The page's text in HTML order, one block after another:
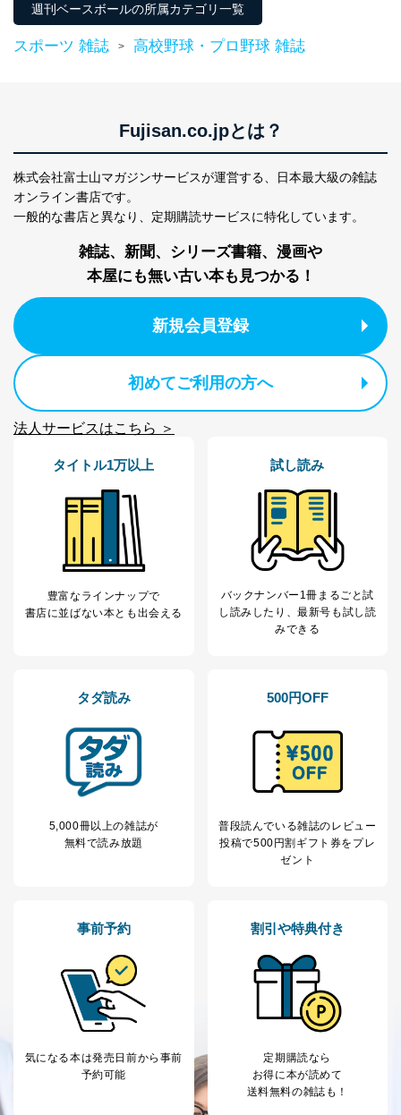
当社が取り扱う開示対象個人情報の利用目的は次のとお
りです。
No
個人情報の種類 利用目的
当社の定期購読サ
ス、キャンペーン等の広告の案内
のため
個人が特定できない形で取得した
閲覧履歴や購買履歴等の情報を分
析して、趣味・嗜好に
広告のため
当社にお問合わせ
いただいた方の個
人情報
お問い合わせ対応、トラブル対
処、オペレーター教育など応対品
質向上のため
Aサービス利用者
ｅメール等によるカスタマーQ＆A
ため
ｅメール等による商品、サービ
ス、キャンペーン等の広告に関す
るご案内のため
4
採用応募者の方の
採用選考、ご連絡のため
5
当社の従業者の個
人事、総務などの雇用管理等のた
パートナー（提携
企業）からの委託
により当社の
定期購読サービス
等をご利用の方の
購入商品配送のため
提携企業及びお客様がご購入され
た商品の発売元企業からのｅメー
ル等による商品、
サービス、キャンペーン等の広告
当社のサービス利用状況の把握お
よびその分析のため
お問い合わせ対応、トラブル対
ー等にて公表する利用目的達成の
※上記の利用目的のうちNo.1～5については保有個人デ
ータ（開示対象個人情報）の利用目的であり、下記4.の
開示等のご請求に対応させていただきます。
なお、6、7については、パートナー（提携企業）様又は
ます。
ません。ただし、次の場合は除きます。
法令に基づく場合
人の生命､身体または財産の保護のために必要がある
場合であって、本人の同意を得ることが困難であると
き。
公衆衛生の向上または児童の健全な育成の推進のため
とが困難である場合。
国の機関もしくは地方公共団体またはその委託を受け
た者が法令の定める事務を遂行することに対して協力
する必要がある場合であって、本人の同意を得ること
週刊ベースボールの所属カテゴリ一覧
スポーツ 雑誌 > 高校野球・プロ野球 雑誌
Fujisan.co.jpとは？
株式会社富士山マガジンサービスが運営する、
日本最大級の雑誌
オンライン書店です。
一般的な書店と異なり、 定期購読サービスに特化しています。
雑誌、新聞、シリーズ書籍、漫画や
本屋にも無い古い本も見つかる！
新規会員登録
初めてご利用の方へ
法人サービスはこちら ＞
タイトル1万以上
豊富なラインナップで
書店に並ばない本とも出会える
試し読み
バックナンバー1冊まるごと試
し読み したり、最新号も試し読
みできる
タダ読み
5,000冊以上の雑誌が
無料で読み放題
500円OFF
普段読んでいる雑誌のレビュー
投稿で500円割ギフト券をプレ
ゼント
事前予約
気になる本は発売日前から事前
予約可能
割引や特典付き
定期購読なら
お得に本が読めて
送料無料の雑誌も！